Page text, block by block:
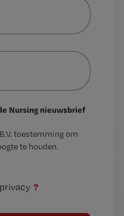
Nursing nieuwsbrief
toestemming om
te houden.
?